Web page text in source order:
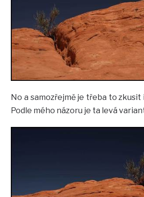
No a samozřejmě je třeba to zkusit
Podle mého názoru je ta levá